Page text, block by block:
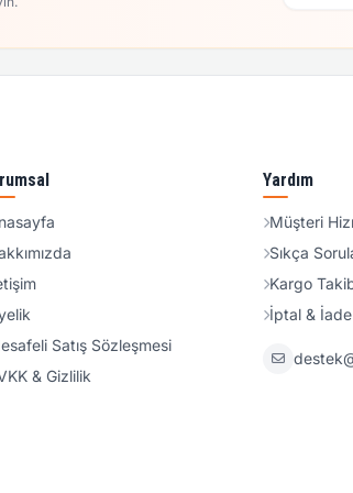
Satış Sözleşmesi
& Gizlilik
Yardım
Müşteri
Sıkça
Kargo
İptal & İade